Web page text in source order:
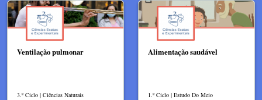
Ventilação pulmonar
3.º Ciclo | Ciências Naturais
Alimentação saudável
1.º Ciclo | Estudo Do Meio